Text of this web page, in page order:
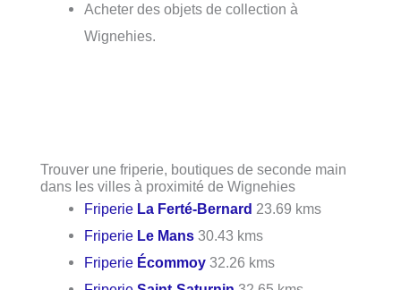
Acheter des objets de collection à
Wignehies.
Trouver une friperie, boutiques de seconde main
dans les villes à proximité de Wignehies
Friperie La Ferté-Bernard 23.69 kms
Friperie Le Mans 30.43 kms
Friperie Écommoy 32.26 kms